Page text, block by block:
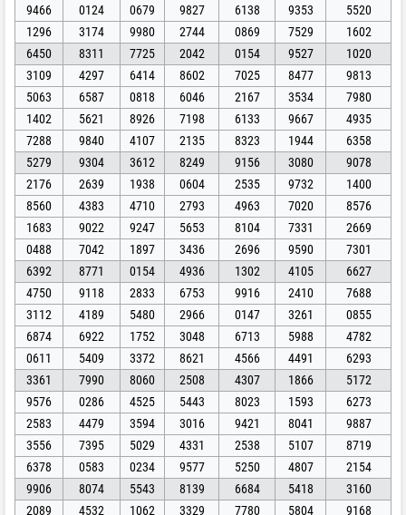
9466
0124 0679 9827 6138 9353
5520
1296
3174 9980 2744 0869 7529
1602
6450
8311 7725 2042 0154 9527
1020
3109
4297 6414 8602 7025 8477
9813
5063
6587 0818 6046 2167 3534
7980
1402
5621 8926 7198 6133 9667
4935
7288
9840 4107 2135 8323 1944
6358
5279
9304 3612 8249 9156 3080
9078
2176
2639 1938 0604 2535 9732
1400
8560
4383 4710 2793 4963 7020
8576
1683
9022 9247 5653 8104 7331
2669
0488
7042 1897 3436 2696 9590
7301
6392
8771 0154 4936 1302 4105
6627
4750
9118 2833 6753 9916 2410
7688
3112
4189 5480 2966 0147 3261
0855
6874
6922 1752 3048 6713 5988
4782
0611
5409 3372 8621 4566 4491
6293
3361
7990 8060 2508 4307 1866
5172
9576
0286 4525 5443 8023 1593
6273
2583
4479 3594 3016 9421 8041
9887
3556
7395 5029 4331 2538 5107
8719
6378
0583 0234 9577 5250 4807
2154
9906
8074 5543 8139 6684 5418
3160
2089
4532 1062 3329 7780 5804 9168